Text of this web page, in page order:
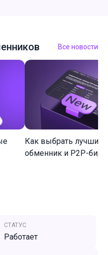
Все новости
Как выбрать лучший
обменник и P2P-
СТАТУС
Работает